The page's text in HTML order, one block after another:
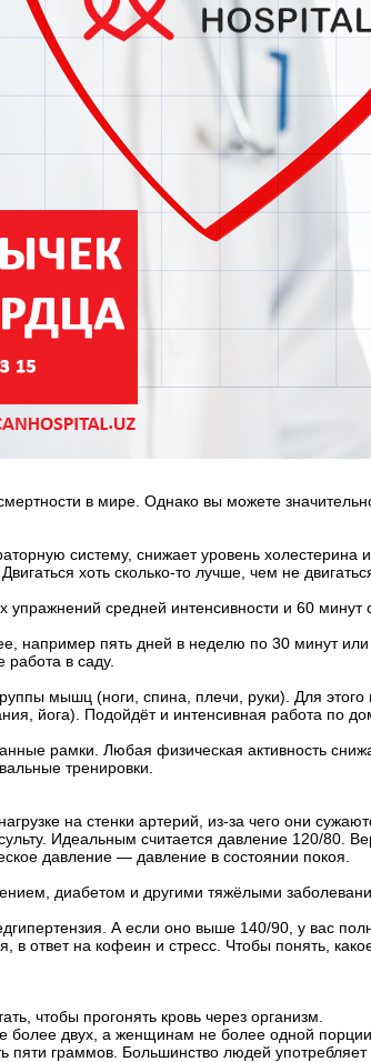
в мире. Однако вы можете
систему, снижает уровень холестерина
хоть сколько-то лучше, чем не
средней интенсивности и 60 минут
например пять дней в неделю по 30 минут или
в саду.
мышц (ноги, спина, плечи, руки). Для
йога). Подойдёт и интенсивная работа по
рамки. Любая физическая активность
тренировки.
на стенки артерий, из-за чего они
Идеальным считается давление 120/80.
давление — давление в состоянии покоя.
диабетом и другими тяжёлыми
А если оно выше 140/90, у вас
ответ на кофеин и стресс. Чтобы понять,
чтобы прогонять кровь через организм.
более двух, а женщинам не более одной порции
граммов. Большинство людей употребляет